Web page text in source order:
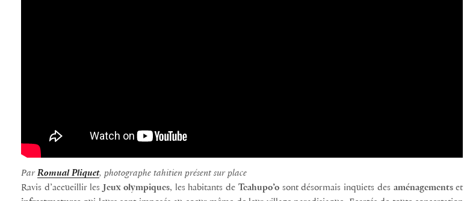
ParRomual Pliquet, photographe tahitien présent sur place
Ravis d’accueillir lesJeux olympiques, les habitants de Teahupo’osont désormais inquiets des aménagementset